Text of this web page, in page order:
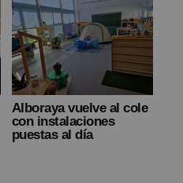
Alboraya vuelve al cole
con instalaciones
puestas al día